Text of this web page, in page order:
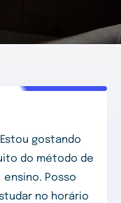
Estou gostando
do método de
ensino. Posso
no horário